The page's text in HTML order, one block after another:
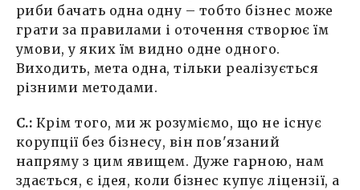
риби бачать одна одну – тобто бізнес може
грати за правилами і оточення створює їм
умови, у яких їм видно одне одного.
Виходить, мета одна, тільки реалізується
різними методами.
С.: Крім того, ми ж розуміємо, що не існує
корупції без бізнесу, він пов'язаний
напряму з цим явищем. Дуже гарною, нам
здається, є ідея, коли бізнес купує ліцензії, а